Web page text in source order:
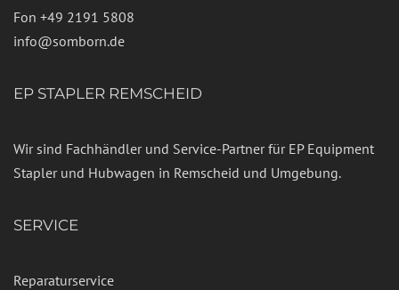
Fon +49 2191 5808
info@somborn.de
EP STAPLER REMSCHEID
Wir sind Fachhändler und Service-Partner für EP Equipment
Stapler und Hubwagen in Remscheid und Umgebung.
SERVICE
Reparaturservice